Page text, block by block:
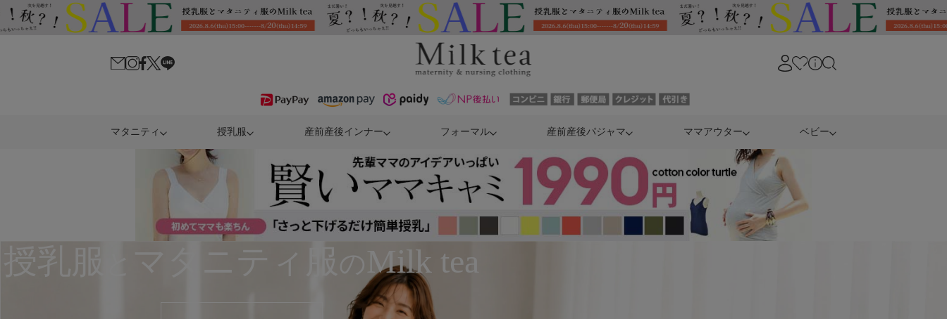
マタニティ 授乳服 産前産後インナー フォーマル 産前産後パジャマ ママアウター ベビー
授乳服 マタニティ服 のMilk tea